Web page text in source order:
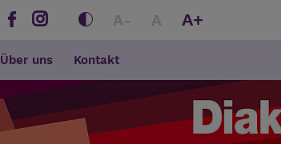
A- A A+
Über uns Kontakt